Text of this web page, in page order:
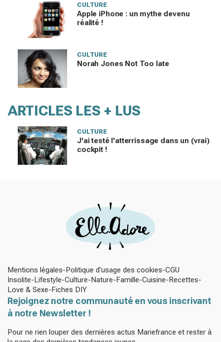
CULTURE
Apple iPhone : un mythe devenu
réalité !
CULTURE
Norah Jones Not Too late
ARTICLES LES + LUS
CULTURE
J'ai testé l'atterrissage dans un (vrai)
cockpit !
Mentions légales Politique d’usage des cookies CGU
Insolite Lifestyle Culture Nature Famille Cuisine Recettes
Love & Sexe Fiches DIY
Rejoignez notre communauté en vous inscrivant
à notre Newsletter !
Pour ne rien louper des dernières actus Mariefrance et rester à